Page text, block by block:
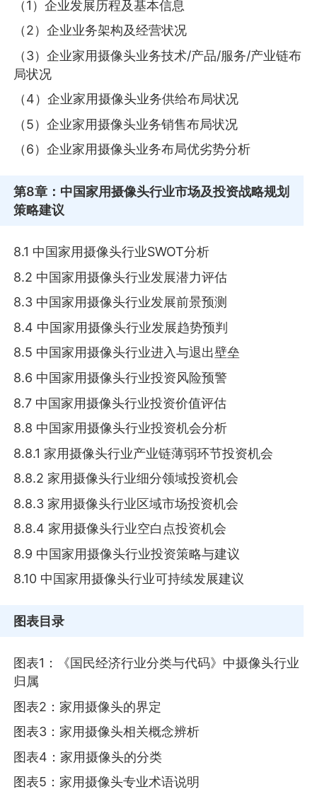
（1）企业发展历程及基本信息
（2）企业业务架构及经营状况
（3）企业家用摄像头业务技术/产品/服务/产业链布
局状况
（4）企业家用摄像头业务供给布局状况
（5）企业家用摄像头业务销售布局状况
（6）企业家用摄像头业务布局优劣势分析
第8章 ：中国家用摄像头行业市场及投资战略规划
策略建议
8.1 中国家用摄像头行业SWOT分析
8.2 中国家用摄像头行业发展潜力评估
8.3 中国家用摄像头行业发展前景预测
8.4 中国家用摄像头行业发展趋势预判
8.5 中国家用摄像头行业进入与退出壁垒
8.6 中国家用摄像头行业投资风险预警
8.7 中国家用摄像头行业投资价值评估
8.8 中国家用摄像头行业投资机会分析
8.8.1 家用摄像头行业产业链薄弱环节投资机会
8.8.2 家用摄像头行业细分领域投资机会
8.8.3 家用摄像头行业区域市场投资机会
8.8.4 家用摄像头行业空白点投资机会
8.9 中国家用摄像头行业投资策略与建议
8.10 中国家用摄像头行业可持续发展建议
图表目录
图表1：《国民经济行业分类与代码》中摄像头行业
归属
图表2：家用摄像头的界定
图表3：家用摄像头相关概念辨析
图表4：家用摄像头的分类
图表5：家用摄像头专业术语说明